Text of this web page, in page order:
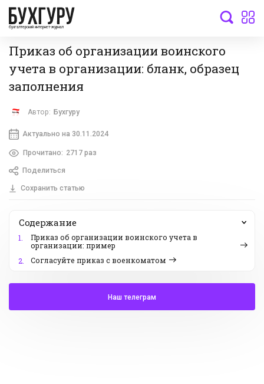
бухгалтерский интернет-журнал
Приказ об организации воинского
учета в организации: бланк, образец
заполнения
Автор: Бухгуру
Актуально на 30.11.2024
Прочитано: 2717 раз
Поделиться
Сохранить статью
Содержание
1.
Приказ об организации воинского учета в
организации: пример
2.
Согласуйте приказ с военкоматом
Наш телеграм